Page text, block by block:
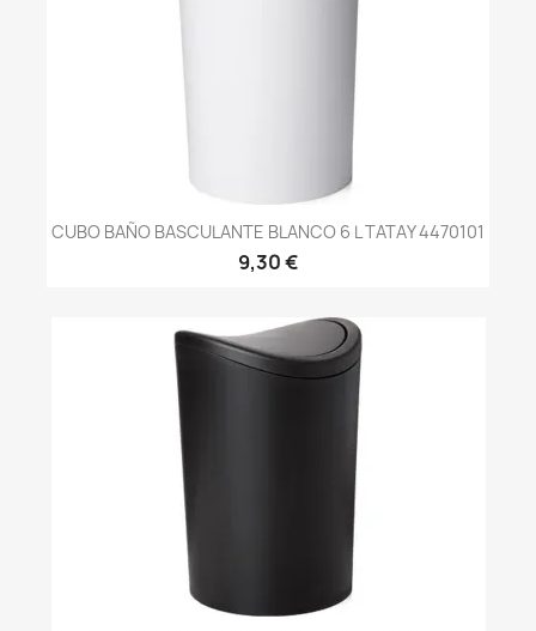
CUBO BAÑO BASCULANTE BLANCO 6 L TATAY 4470101
9,30 €